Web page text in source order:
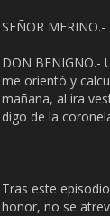
SEÑOR
DON BENIGNO.-
me orientó y
mañana, al ira
digo de la
Tras este
honor, no se